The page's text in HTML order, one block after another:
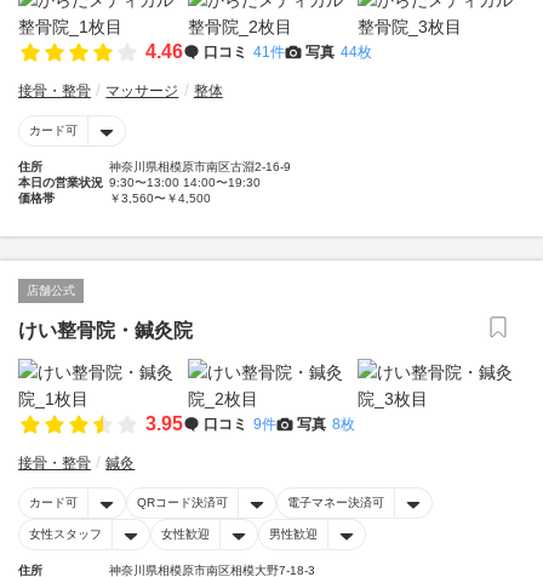
4.46 口コミ 41件 写真 44枚
接骨・整骨 マッサージ 整体
カード可
住所
神奈川県相模原市南区古淵2-16-9
本日の営業状況 9:30〜13:00 14:00〜19:30
価格帯
￥3,560〜￥4,500
店舗公式
けい整骨院・鍼灸院
3.95 口コミ 9件 写真 8枚
接骨・整骨 鍼灸
カード可 QRコード決済可 電子マネー決済可
女性スタッフ 女性歓迎 男性歓迎
住所 神奈川県相模原市南区相模大野7-18-3